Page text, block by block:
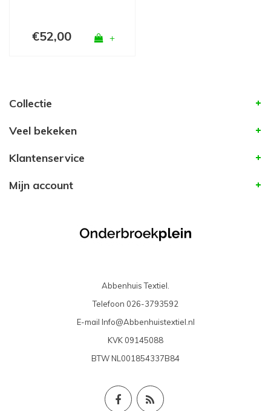
€52,00 +
Collectie
Veel bekeken
Klantenservice
Mijn account
Abbenhuis Textiel.
Telefoon 026-3793592
E-mail Info@Abbenhuistextiel.nl
KVK 09145088
BTWNL001854337B84